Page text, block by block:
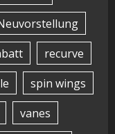
recurve
spin wings
vanes